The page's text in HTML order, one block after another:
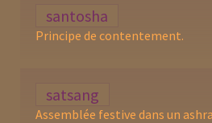
santosha
Principe de contentement.
satsang
Assemblée festive dans un